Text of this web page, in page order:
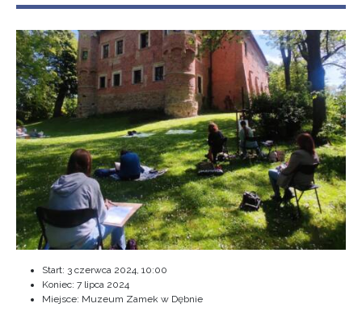
Start: 3 czerwca 2024, 10:00
Koniec: 7 lipca 2024
Miejsce: Muzeum Zamek w Dębnie